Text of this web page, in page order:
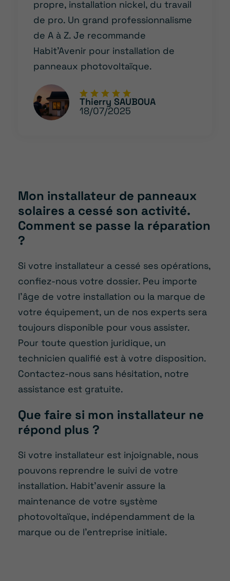
propre, installation nickel, du travail
de pro. Un grand professionnalisme
de A à Z. Je recommande
Habit’Avenir pour installation de
panneaux photovoltaïque.
Thierry SAUBOUA
18/07/2025
Mon installateur de panneaux
solaires a cessé son activité.
Comment se passe la réparation
?
Si votre installateur a cessé ses opérations,
confiez-nous votre dossier. Peu importe
l’âge de votre installation ou la marque de
votre équipement, un de nos experts sera
toujours disponible pour vous assister.
Pour toute question juridique, un
technicien qualifié est à votre disposition.
Contactez-nous sans hésitation, notre
assistance est gratuite.
Que faire si mon installateur ne
répond plus ?
Si votre installateur est injoignable, nous
pouvons reprendre le suivi de votre
installation. Habit’avenir assure la
maintenance de votre système
photovoltaïque, indépendamment de la
marque ou de l’entreprise initiale.